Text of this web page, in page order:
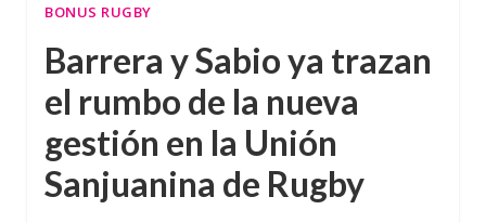
BONUS RUGBY
Barrera y Sabio ya trazan
el rumbo de la nueva
gestión en la Unión
Sanjuanina de Rugby